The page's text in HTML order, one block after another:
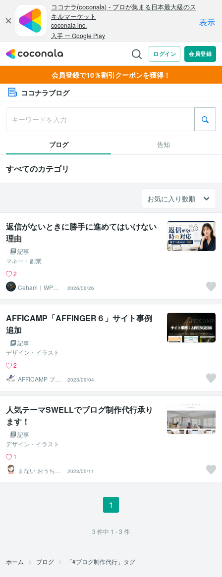
会員登録で10％割引クーポンを獲得！
ココナラブログ
ブログ 告知
すべてのカテゴリ
返信がないときに勝手に進めてはいけない
理由
記事
マネー・副業
2
Ceham｜WP運
用×AI活用
2026/06/26
AFFICAMP「AFFINGER６」サイト事例
追加
記事
デザイン・イラスト
2
AFFICAMP ブロ
2023/09/04
人気テーマSWELLでブログ制作代行承り
ます！
記事
デザイン・イラスト
1
まない おうちワ
ーカー
2023/05/11
1
3 件中 1 - 3 件
ホーム ブログ 「#ブログ制作代行」タグ